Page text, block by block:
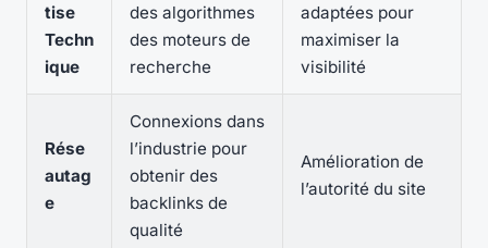
tise
Techn
ique
des algorithmes
des moteurs de
recherche
adaptées pour
maximiser la
visibilité
Rése
autag
e
Connexions dans
l’industrie pour
obtenir des
backlinks de
qualité
Amélioration de
l’autorité du site